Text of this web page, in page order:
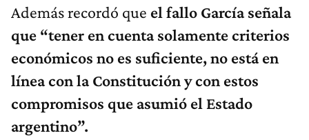
Además recordó que el fallo García señala
que “tener en cuenta solamente criterios
económicos no es suficiente, no está en
línea con la Constitución y con estos
compromisos que asumió el Estado
argentino”.